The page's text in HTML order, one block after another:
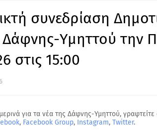
συνεδρίαση
Υμηττού την
στις 15:00
για τα νέα της Δάφνης-Υμηττού, γραφτείτε
, Facebook Group, Instagram, Twitter.